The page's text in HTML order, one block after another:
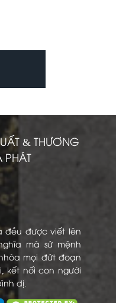
& THƯƠNG
đều được viết lên
mà sứ mệnh
mọi đứt đoạn
kết nối con người
dị.